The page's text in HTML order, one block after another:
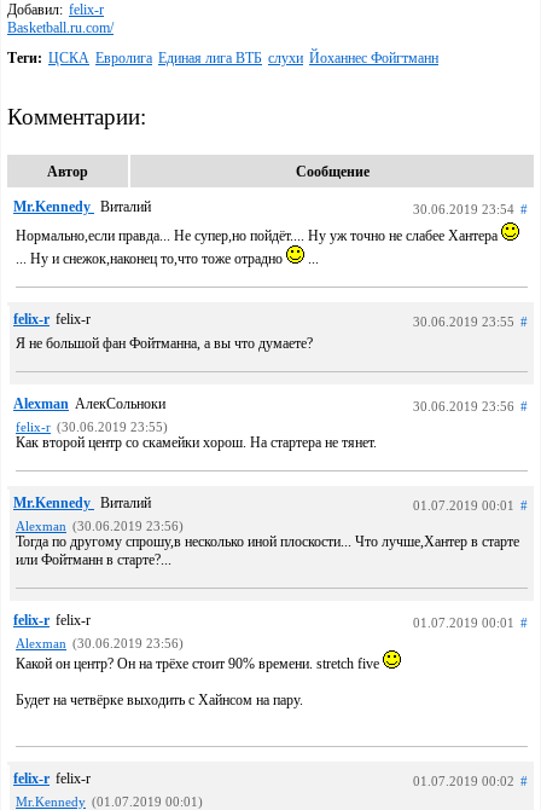
Добавил: felix-r
Basketball.ru.com/
Теги: ЦСКА Евролига Единая лига ВТБ слухи Йоханнес Фойгтманн
Комментарии:
Автор Сообщение
Mr.Kennedy Виталий 30.06.2019 23:54 #
Нормально,если правда... Не супер,но пойдёт.... Ну уж точно не слабее Хантера
... Ну и снежок,наконец то,что тоже отрадно
...
felix-r felix-r 30.06.2019 23:55 #
Я не большой фан Фойтманна, а вы что думаете?
Alexman АлекСольноки 30.06.2019 23:56 #
felix-r (30.06.2019 23:55)
Как второй центр со скамейки хорош. На стартера не тянет.
Mr.Kennedy Виталий 01.07.2019 00:01 #
Alexman (30.06.2019 23:56)
Тогда по другому спрошу,в несколько иной плоскости... Что лучше,Хантер в старте
или Фойтманн в старте?...
felix-r felix-r 01.07.2019 00:01 #
Alexman (30.06.2019 23:56)
Какой он центр? Он на трёхе стоит 90% времени. stretch five
Будет на четвёрке выходить с Хайнсом на пару.
felix-r felix-r 01.07.2019 00:02 #
Mr.Kennedy (01.07.2019 00:01)